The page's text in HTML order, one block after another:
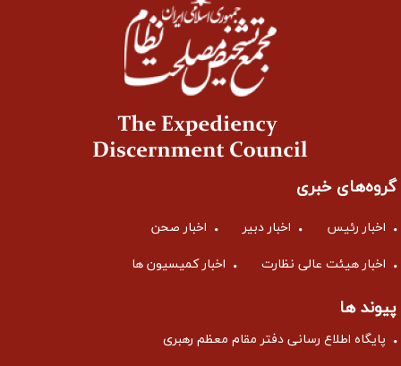
گروه‌های خبری
اخبار رئیس اخبار دبیر اخبار صحن
اخبار هیئت عالی نظارت اخبار کمیسیون ها
پیوند ها
پایگاه اطلاع رسانی دفتر مقام معظم رهبری